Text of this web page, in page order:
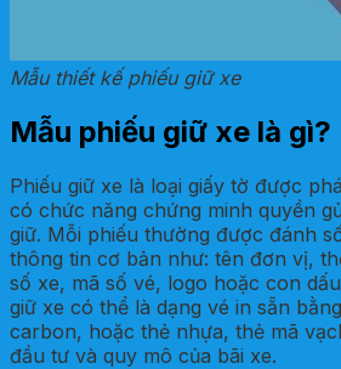
Mẫu thiết kế phiếu giữ xe
Mẫu phiếu giữ xe là gì?
Phiếu giữ xe là loại giấy tờ được
có chức năng chứng minh quyền
giữ. Mỗi phiếu thường được đánh
thông tin cơ bản như: tên đơn vị,
số xe, mã số vé, logo hoặc con
giữ xe có thể là dạng vé in sẵn
carbon, hoặc thẻ nhựa, thẻ mã
đầu tư và quy mô của bãi xe.